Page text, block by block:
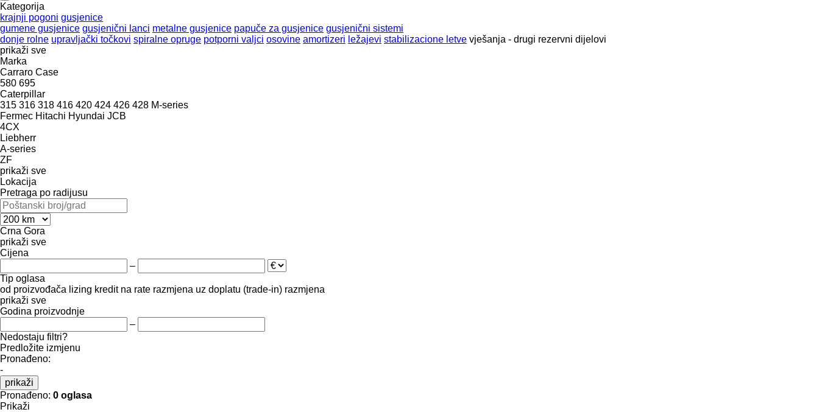
Kategorija
krajnji pogoni gusjenice
gumene gusjenice gusjenični lanci metalne gusjenice papuče za gusjenice gusjenični sistemi
donje rolne upravljački točkovi spiralne opruge potporni valjci osovine amortizeri ležajevi stabilizacione letve vješanja - drugi rezervni dijelovi
prikaži sve
Marka
Carraro Case
580 695
Caterpillar
315 316 318 416 420 424 426 428 M-series
Fermec Hitachi Hyundai JCB
4CX
Liebherr
A-series
ZF
prikaži sve
Lokacija
Pretraga po radijusu
Crna Gora
prikaži sve
Cijena
–
Tip oglasa
od proizvođača lizing kredit na rate razmjena uz doplatu (trade-in) razmjena
prikaži sve
Godina proizvodnje
–
Nedostaju filtri?
Predložite izmjenu
Pronađeno:
-
prikaži
Pronađeno: 0 oglasa
Prikaži